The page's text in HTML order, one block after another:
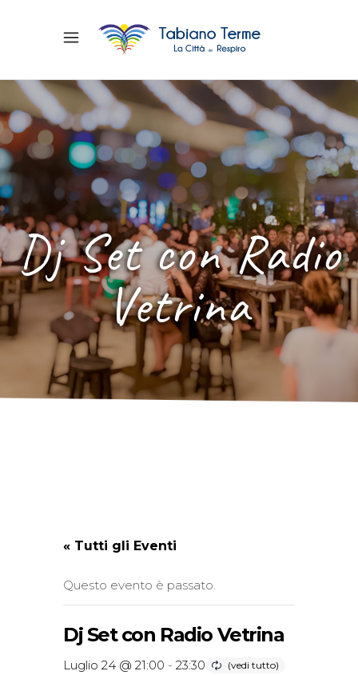
Dj Set con Radio
Vetrina
« Tutti gli Eventi
Questo evento è passato.
Dj Set con Radio Vetrina
Luglio 24 @ 21:00 - 23:30